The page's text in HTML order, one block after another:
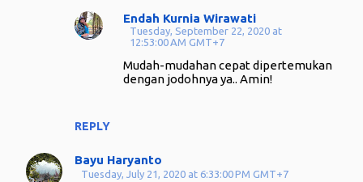
REPLY
Endah Kurnia Wirawati
Tuesday, September 22, 2020 at
12:53:00 AM GMT+7
Mudah-mudahan cepat dipertemukan
dengan jodohnya ya.. Amin!
Bayu Haryanto
Tuesday, July 21, 2020 at 6:33:00 PM GMT+7